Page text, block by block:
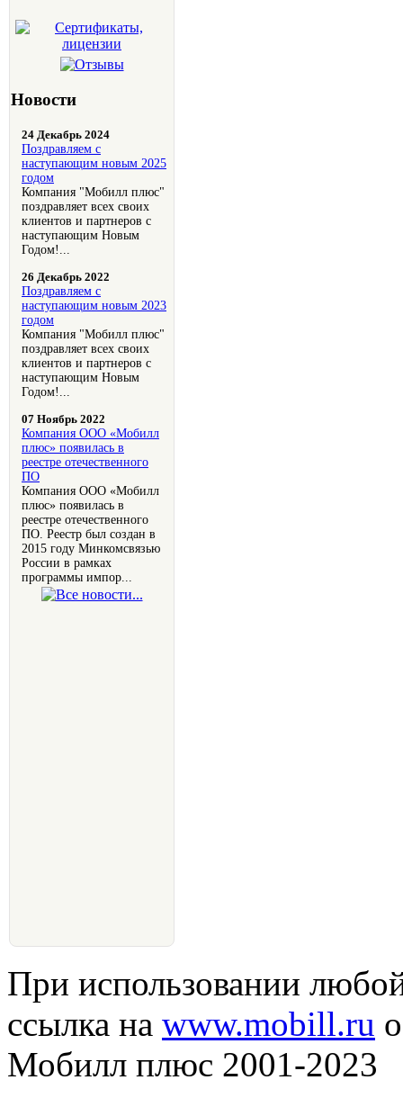
Новости
24 Декабрь 2024
Поздравляем с
наступающим новым 2025
годом
Компания "Мобилл плюс"
поздравляет всех своих
клиентов и партнеров с
наступающим Новым
Годом!...
26 Декабрь 2022
Поздравляем с
наступающим новым 2023
годом
Компания "Мобилл плюс"
поздравляет всех своих
клиентов и партнеров с
наступающим Новым
Годом!...
07 Ноябрь 2022
Компания OOO «Мобилл
плюс» появилась в
реестре отечественного
ПО
Компания OOO «Мобилл
плюс» появилась в
реестре отечественного
ПО. Реестр был создан в
2015 году Минкомсвязью
России в рамках
программы импор...
При использовании
ссылка на www.mobill.ru
Мобилл плюс 2001-2023